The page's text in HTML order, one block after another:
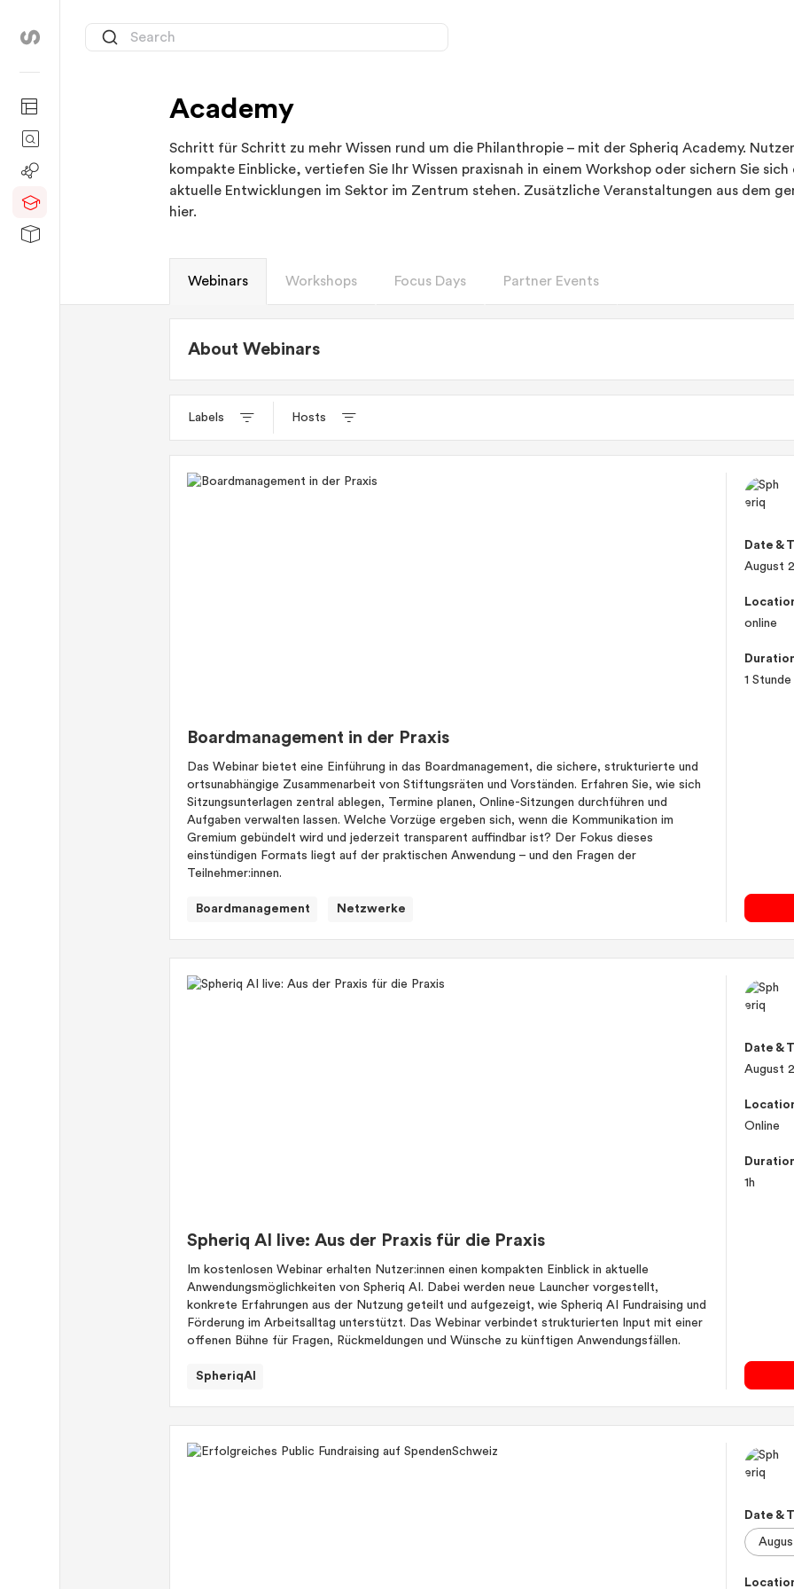
Academy
Schritt für Schritt zu mehr Wissen rund um die Philanthropie – mit der Spheriq Academy.
kompakte Einblicke, vertiefen Sie Ihr Wissen praxisnah in einem Workshop oder sichern Sie
aktuelle Entwicklungen im Sektor im Zentrum stehen. Zusätzliche Veranstaltungen aus dem
hier.
Webinars Workshops Focus Days Partner Events
About Webinars
Labels Hosts
Boardmanagement in der Praxis
Das Webinar bietet eine Einführung in das Boardmanagement, die sichere, strukturierte und
ortsunabhängige Zusammenarbeit von Stiftungsräten und Vorständen. Erfahren Sie, wie sich
Sitzungsunterlagen zentral ablegen, Termine planen, Online-Sitzungen durchführen und
Aufgaben verwalten lassen. Welche Vorzüge ergeben sich, wenn die Kommunikation im
Gremium gebündelt wird und jederzeit transparent auffindbar ist? Der Fokus dieses
einstündigen Formats liegt auf der praktischen Anwendung – und den Fragen der
Teilnehmer:innen.
Boardmanagement Netzwerke
Date &
August
online
1 Stunde
Spheriq AI live: Aus der Praxis für die Praxis
Im kostenlosen Webinar erhalten Nutzer:innen einen kompakten Einblick in aktuelle
Anwendungsmöglichkeiten von Spheriq AI. Dabei werden neue Launcher vorgestellt,
konkrete Erfahrungen aus der Nutzung geteilt und aufgezeigt, wie Spheriq AI Fundraising und
Förderung im Arbeitsalltag unterstützt. Das Webinar verbindet strukturierten Input mit einer
offenen Bühne für Fragen, Rückmeldungen und Wünsche zu künftigen Anwendungsfällen.
SpheriqAI
Date &
August
Online
1h
Date &